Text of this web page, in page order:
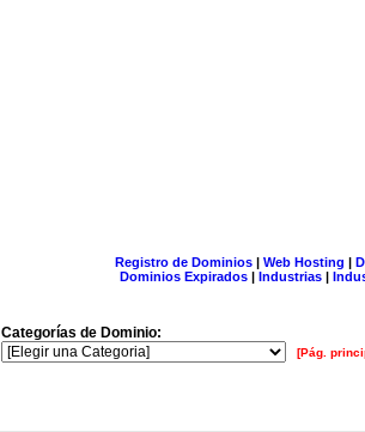
Registro de Dominios| Web Hosting |
Dominios Expirados | Industrias |
Categorías de Dominio:
[Pág.